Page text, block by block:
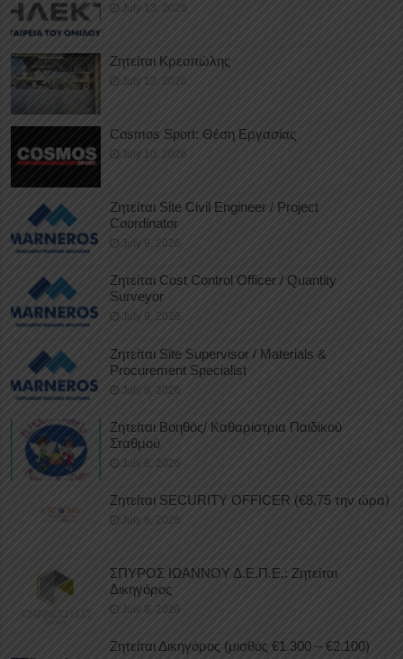
July 13, 2026
Ζητείται Κρεοπώλης
July 12, 2026
Cosmos Sport: Θέση Εργασίας
July 10, 2026
Ζητείται Site Civil Engineer / Project
Coordinator
July 9, 2026
Ζητείται Cost Control Officer / Quantity
Surveyor
July 9, 2026
Ζητείται Site Supervisor / Materials &
Procurement Specialist
July 9, 2026
Ζητείται Βοηθός/ Καθαρίστρια Παιδικού
Σταθμού
July 8, 2026
Ζητείται SECURITY OFFICER (€8,75 την ώρα)
July 8, 2026
ΣΠΥΡΟΣ ΙΩΑΝΝΟΥ Δ.Ε.Π.Ε.: Ζητείται
Δικηγόρος
July 8, 2026
Ζητείται Δικηγόρος (μισθός €1.300 – €2.100)